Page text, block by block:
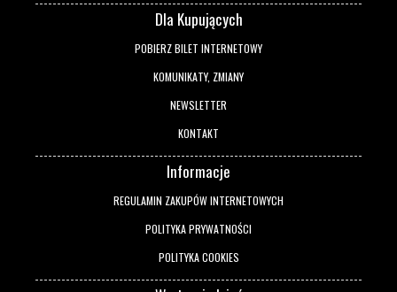
Dla Kupujących
POBIERZ BILET INTERNETOWY
KOMUNIKATY, ZMIANY
NEWSLETTER
KONTAKT
Informacje
REGULAMIN ZAKUPÓW INTERNETOWYCH
POLITYKA PRYWATNOŚCI
POLITYKA COOKIES